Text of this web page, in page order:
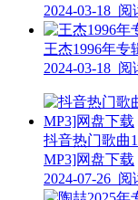
2024-03-18 阅
王杰1996年专
2024-03-18 阅
抖音热门歌曲
MP3]网盘下载
2024-07-26 阅